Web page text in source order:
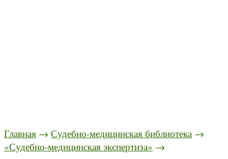
Главная → Судебно-медицинская библиотека →
«Судебно-медицинская экспертиза» →